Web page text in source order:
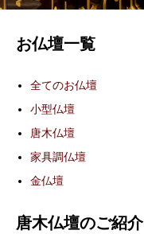
お仏壇一覧
全てのお仏壇
小型仏壇
唐木仏壇
家具調仏壇
金仏壇
唐木仏壇のご紹介